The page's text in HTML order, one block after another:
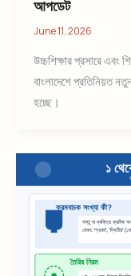
আপডেট
June 11, 2026
উচ্চশিক্ষার প্রসারে এবং
বাংলাদেশে প্রতিনিয়ত
হচ্ছে।